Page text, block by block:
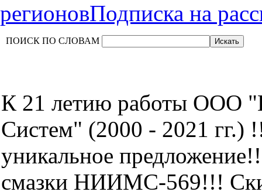
регионовПодписка на
ПОИСК ПО СЛОВАМ
К 21 летию работы ООО
Систем" (2000 - 2021 гг.)
уникальное
смазки НИИМС-569!!!